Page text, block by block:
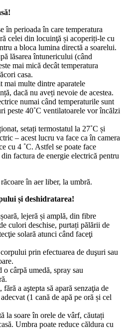
în perioada în care temperatura
celei din locuinţă și acoperiți-le cu
a bloca lumina directă a soarelui.
lăsarea întunericului (când
mai mică decât temperatura
casa.
mai multe dintre aparatele
dacă nu aveți nevoie de acestea.
numai când temperaturile sunt
peste 40˚C ventilatoarele vor încălzi
setați termostatul la 27˚C și
– acest lucru va face ca în camera
cu 4 ˚C. Astfel se poate face
factura de energie electrică pentru
în aer liber, la umbră.
și deshidratarea!
lejeră și amplă, din fibre
culori deschise, purtați pălării de
solară atunci când faceţi
prin efectuarea de duşuri sau
cârpă umedă, spray sau
a aştepta să apară senzaţia de
(1 cană de apă pe oră și cel
la soare în orele de vârf, căutați
Umbra poate reduce căldura cu